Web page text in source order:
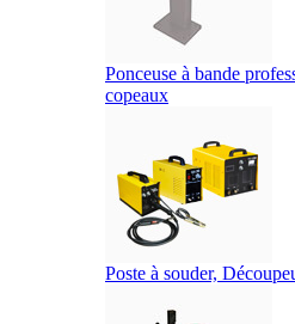
Ponceuse à bande
copeaux
Poste à souder,